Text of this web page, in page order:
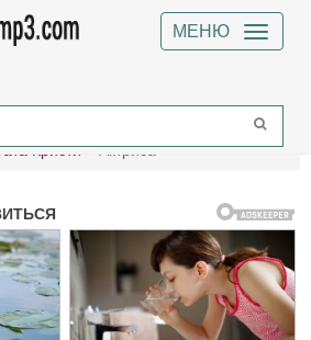
МЕНЮ
Кристи Актриса